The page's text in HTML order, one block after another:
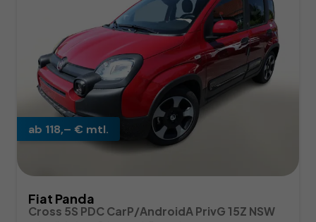
ab 118,– € mtl.
Fiat Panda
Cross 5S PDC CarP/AndroidA PrivG 15Z NSW